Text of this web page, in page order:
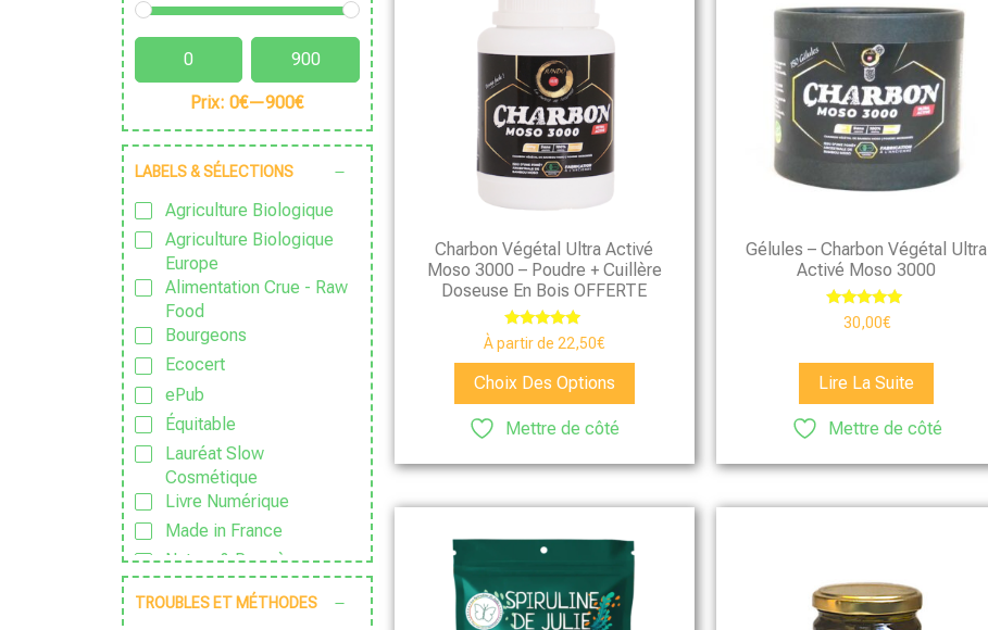
Prix: 0€—900€
LABELS & SÉLECTIONS
Agriculture Biologique
Agriculture Biologique
Europe
Alimentation Crue - Raw
Food
Bourgeons
Ecocert
ePub
Équitable
Lauréat Slow
Cosmétique
Livre Numérique
Made in France
Nature & Progrès
TROUBLES ET MÉTHODES
Charbon Végétal Ultra Activé
Moso 3000 – Poudre + Cuillère
Doseuse En Bois OFFERTE
Note
4.76
sur 5
À partir de 22,50€
Choix Des Options
Mettre de côté
Gélules – Charbon Végétal Ultra
Activé Moso 3000
Note
4.88
30,00€
Lire La Suite
Mettre de côté